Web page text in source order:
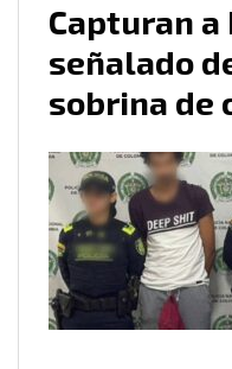
Capturan a
señalado
sobrina de